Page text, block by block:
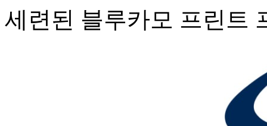
세련된 블루카모 프린트